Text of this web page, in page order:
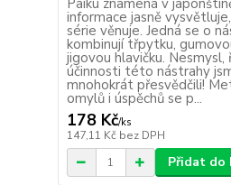
Paiku znamená v
informace jasně
série věnuje. Jedná se o
kombinují třpytku,
jigovou hlavičku. Nesmysl,
účinnosti této nástrahy
mnohokrát přesvědčili!
omylů i úspěchů se p...
178 Kč/ks
147,11 Kč bez DPH
Přidat do